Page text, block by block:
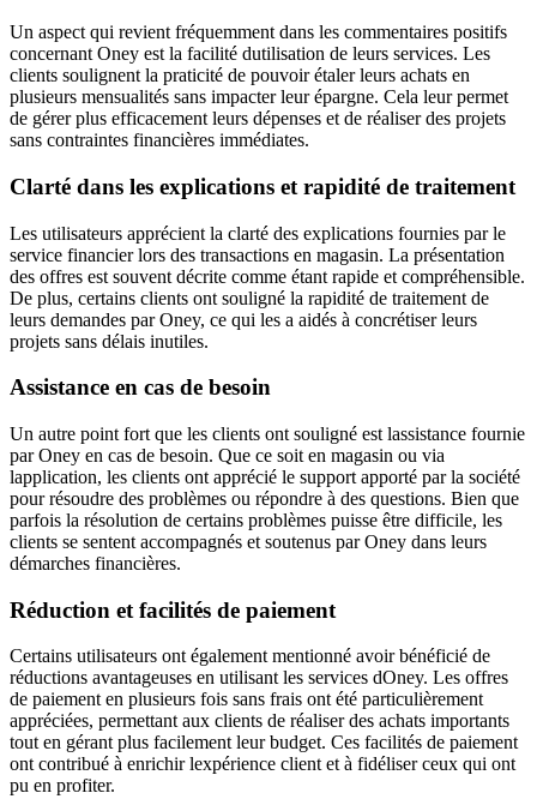
Un aspect qui revient fréquemment dans les commentaires positifs
concernant Oney est la facilité dutilisation de leurs services. Les
clients soulignent la praticité de pouvoir étaler leurs achats en
plusieurs mensualités sans impacter leur épargne. Cela leur permet
de gérer plus efficacement leurs dépenses et de réaliser des projets
sans contraintes financières immédiates.
Clarté dans les explications et rapidité de traitement
Les utilisateurs apprécient la clarté des explications fournies par le
service financier lors des transactions en magasin. La présentation
des offres est souvent décrite comme étant rapide et compréhensible.
De plus, certains clients ont souligné la rapidité de traitement de
leurs demandes par Oney, ce qui les a aidés à concrétiser leurs
projets sans délais inutiles.
Assistance en cas de besoin
Un autre point fort que les clients ont souligné est lassistance fournie
par Oney en cas de besoin. Que ce soit en magasin ou via
lapplication, les clients ont apprécié le support apporté par la société
pour résoudre des problèmes ou répondre à des questions. Bien que
parfois la résolution de certains problèmes puisse être difficile, les
clients se sentent accompagnés et soutenus par Oney dans leurs
démarches financières.
Réduction et facilités de paiement
Certains utilisateurs ont également mentionné avoir bénéficié de
réductions avantageuses en utilisant les services dOney. Les offres
de paiement en plusieurs fois sans frais ont été particulièrement
appréciées, permettant aux clients de réaliser des achats importants
tout en gérant plus facilement leur budget. Ces facilités de paiement
ont contribué à enrichir lexpérience client et à fidéliser ceux qui ont
pu en profiter.